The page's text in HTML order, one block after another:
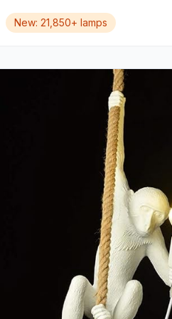
New: 21,850+ lamps